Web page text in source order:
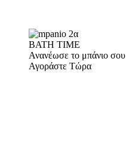
BATH TIME
Ανανέωσε το μπάνιο σου
Αγοράστε Τώρα